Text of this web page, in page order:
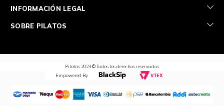
INFORMACIÓN LEGAL +
SOBRE PILATOS +
Pilatos 2023 © Todos los derechos reservados
Empowered By